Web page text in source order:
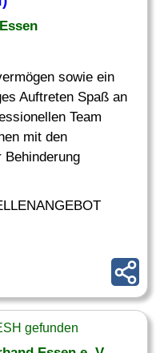
sowie ein
Auftreten Spaß an
Team
mit den
Behinderung
gefunden